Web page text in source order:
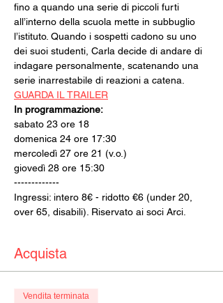
fino a quando una serie di piccoli furti
all’interno della scuola mette in subbuglio
l’istituto. Quando i sospetti cadono su uno
dei suoi studenti, Carla decide di andare di
indagare personalmente, scatenando una
serie inarrestabile di reazioni a catena.
GUARDA IL TRAILER
In programmazione:
sabato 23 ore 18
domenica 24 ore 17:30
mercoledì 27 ore 21 (v.o.)
giovedì 28 ore 15:30
-------------
Ingressi: intero 8€ - ridotto €6 (under 20,
over 65, disabili). Riservato ai soci Arci.
Acquista
Vendita terminata